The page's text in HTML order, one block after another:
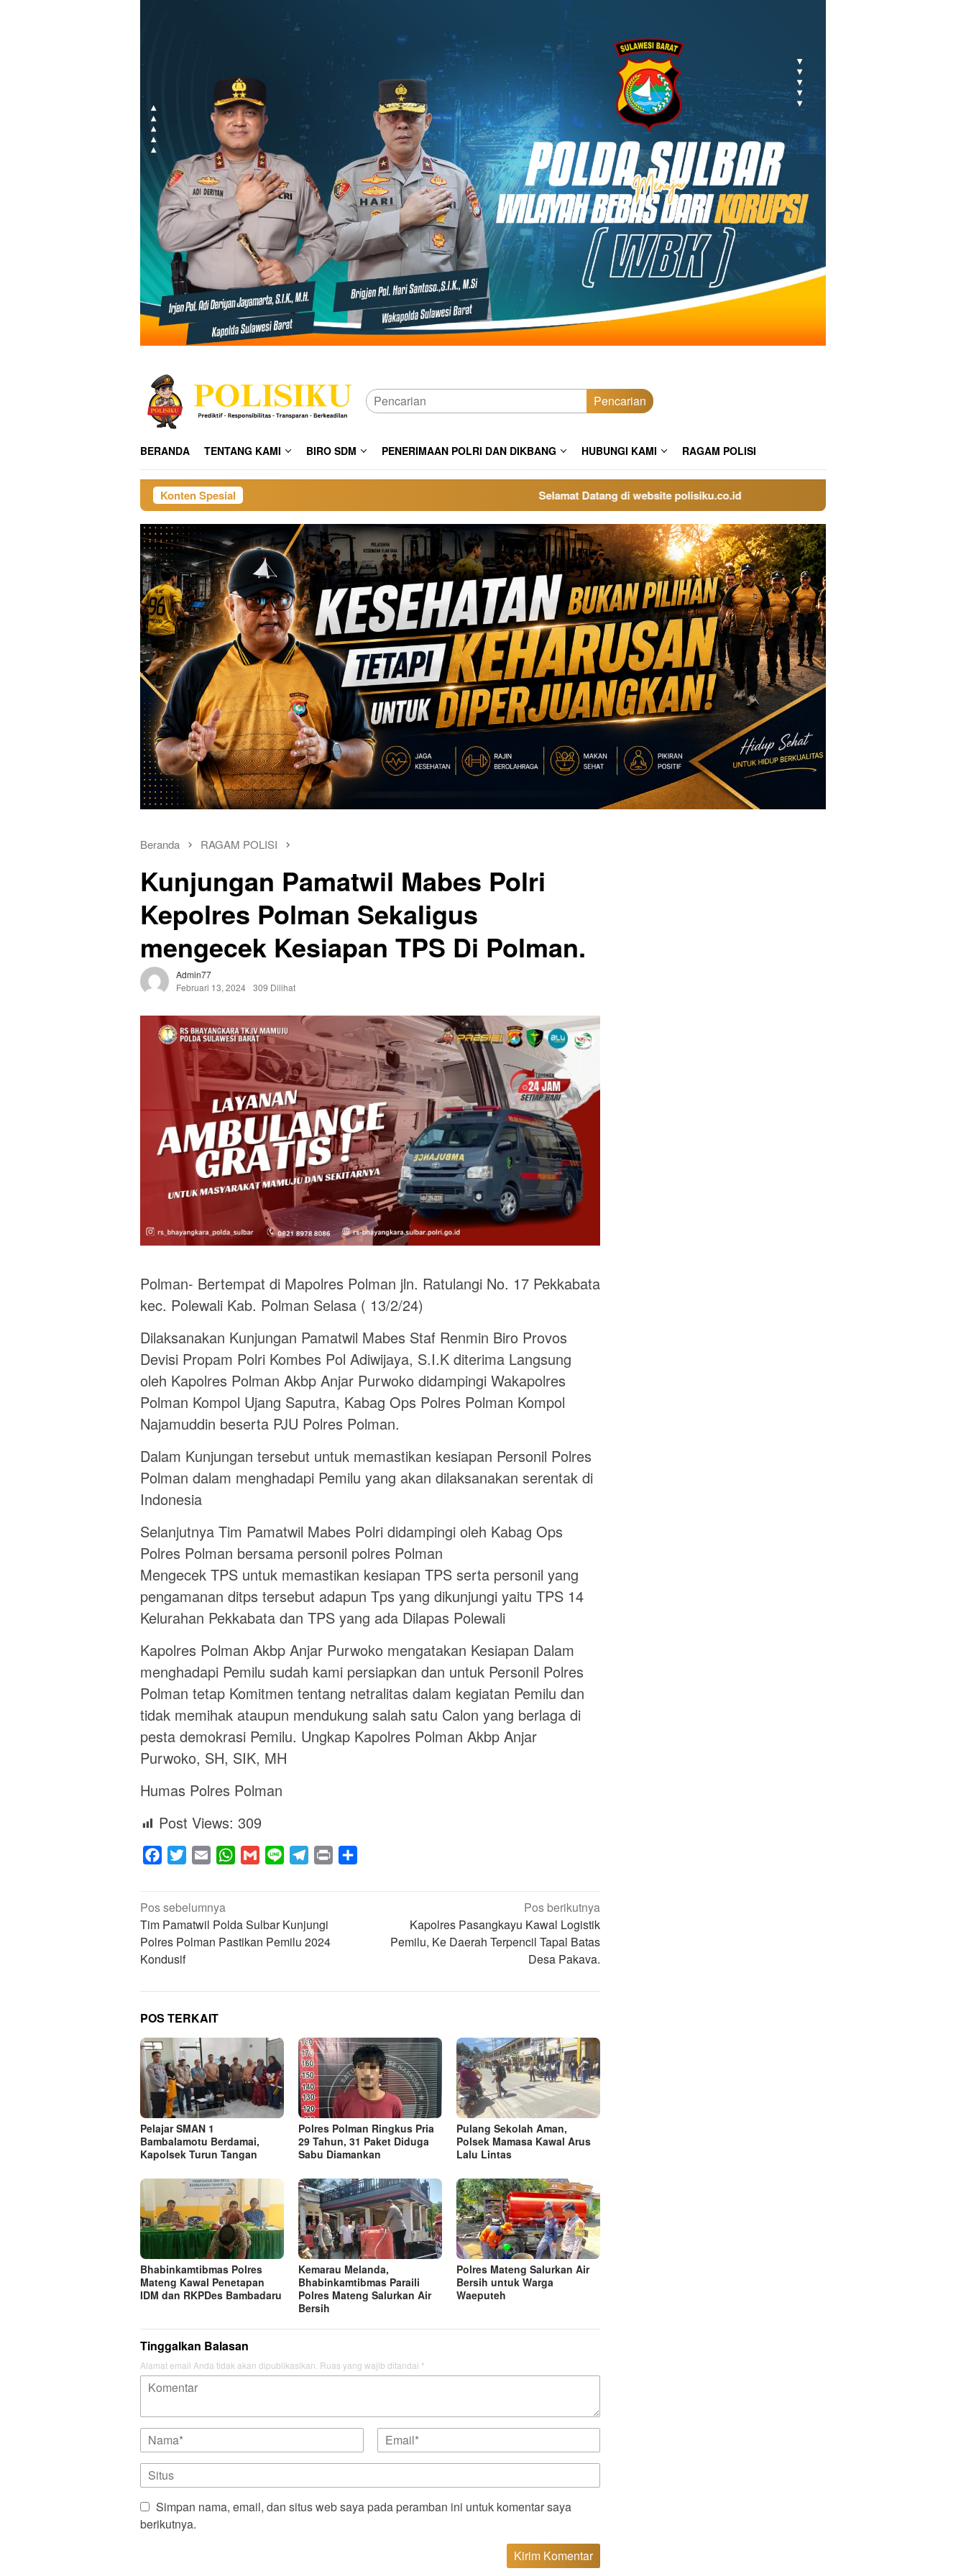
Pencarian
BERANDA TENTANG KAMI BIRO SDM PENERIMAAN POLRI DAN DIKBANG HUBUNGI KAMI RAGAM POLISI
Konten Spesial Selamat Datang di website polisiku.co.id
Beranda RAGAM POLISI
Kunjungan Pamatwil Mabes Polri
Kepolres Polman Sekaligus
mengecek Kesiapan TPS Di Polman.
Admin77
Februari 13, 2024 309 Dilihat
Polman- Bertempat di Mapolres Polman jln. Ratulangi No. 17 Pekkabata
kec. Polewali Kab. Polman Selasa ( 13/2/24)
Dilaksanakan Kunjungan Pamatwil Mabes Staf Renmin Biro Provos
Devisi Propam Polri Kombes Pol Adiwijaya, S.I.K diterima Langsung
oleh Kapolres Polman Akbp Anjar Purwoko didampingi Wakapolres
Polman Kompol Ujang Saputra, Kabag Ops Polres Polman Kompol
Najamuddin beserta PJU Polres Polman.
Dalam Kunjungan tersebut untuk memastikan kesiapan Personil Polres
Polman dalam menghadapi Pemilu yang akan dilaksanakan serentak di
Indonesia
Selanjutnya Tim Pamatwil Mabes Polri didampingi oleh Kabag Ops
Polres Polman bersama personil polres Polman
Mengecek TPS untuk memastikan kesiapan TPS serta personil yang
pengamanan ditps tersebut adapun Tps yang dikunjungi yaitu TPS 14
Kelurahan Pekkabata dan TPS yang ada Dilapas Polewali
Kapolres Polman Akbp Anjar Purwoko mengatakan Kesiapan Dalam
menghadapi Pemilu sudah kami persiapkan dan untuk Personil Polres
Polman tetap Komitmen tentang netralitas dalam kegiatan Pemilu dan
tidak memihak ataupun mendukung salah satu Calon yang berlaga di
pesta demokrasi Pemilu. Ungkap Kapolres Polman Akbp Anjar
Purwoko, SH, SIK, MH
Humas Polres Polman
Post Views: 309
Facebook
Twitter Email WhatsApp
Gmail Line Telegram
Print
Navigasi
pos
Pos sebelumnya
Tim Pamatwil Polda Sulbar Kunjungi
Polres Polman Pastikan Pemilu 2024
Kondusif
Pos berikutnya
Kapolres Pasangkayu Kawal Logistik
Pemilu, Ke Daerah Terpencil Tapal Batas
Desa Pakava.
POS TERKAIT
Pelajar SMAN 1
Bambalamotu Berdamai,
Kapolsek Turun Tangan
Polres Polman Ringkus Pria
29 Tahun, 31 Paket Diduga
Sabu Diamankan
Pulang Sekolah Aman,
Polsek Mamasa Kawal Arus
Lalu Lintas
Bhabinkamtibmas Polres
Mateng Kawal Penetapan
IDM dan RKPDes Bambadaru
Kemarau Melanda,
Bhabinkamtibmas Paraili
Polres Mateng Salurkan Air
Bersih
Polres Mateng Salurkan Air
Bersih untuk Warga
Waeputeh
Tinggalkan Balasan
Alamat email Anda tidak akan dipublikasikan. Ruas yang wajib ditandai *
Simpan nama, email, dan situs web saya pada peramban ini untuk komentar saya
berikutnya.